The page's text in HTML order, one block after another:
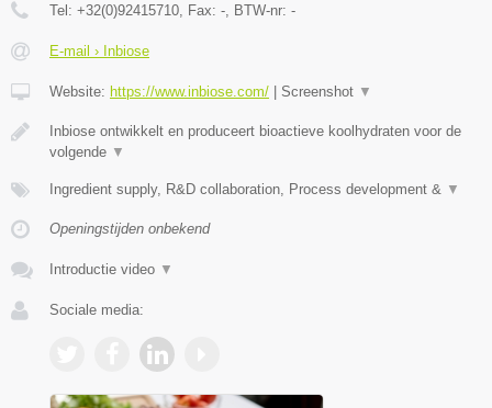
Tel: +32(0)92415710 , Fax: - , BTW-nr: -
E-mail › Inbiose
Website: https://www.inbiose.com/ Screenshot ▼
Inbiose ontwikkelt en produceert bioactieve koolhydraten voor de
volgende ▼
Ingredient supply, R&D collaboration, Process development & ▼
Openingstijden onbekend
Introductie video ▼
Sociale media: